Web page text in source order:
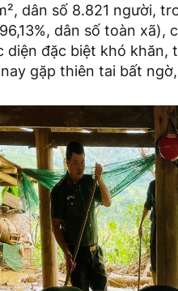
dân số 8.821 người,
dân số toàn xã),
diện đặc biệt khó khăn,
gặp thiên tai bất